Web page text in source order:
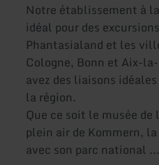
Notre établissement à
idéal pour des
Phantasialand et les
Cologne, Bonn et Aix-
avez des liaisons
la région.
Que ce soit le musée
plein air de Kommern,
avec son parc national ...